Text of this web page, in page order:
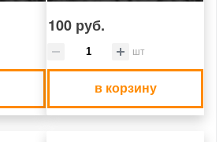
100 руб.
шт
в корзину